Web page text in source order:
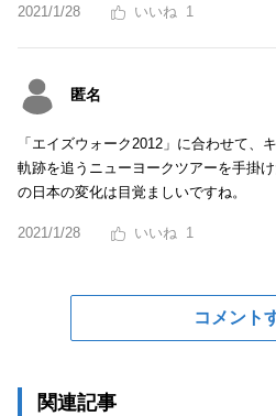
2021/1/28 1
匿名
「エイズウォーク2012」に合わせて、
軌跡を追うニューヨークツアーを手掛
の日本の変化は目覚ましいですね。
2021/1/28 1
コメント
関連記事